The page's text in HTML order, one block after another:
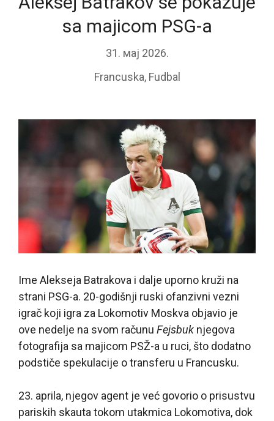
sa majicom PSG-a
31. мај 2026.
Francuska, Fudbal
Ime Alekseja Batrakova i dalje uporno kruži na
strani PSG-a. 20-godišnji ruski ofanzivni vezni
igrač koji igra za Lokomotiv Moskva objavio je
ove nedelje na svom računu Fejsbuk njegova
fotografija sa majicom PSŽ-a u ruci, što dodatno
podstiče spekulacije o transferu u Francusku.
23. aprila, njegov agent je već govorio o prisustvu
pariskih skauta tokom utakmica Lokomotiva, dok